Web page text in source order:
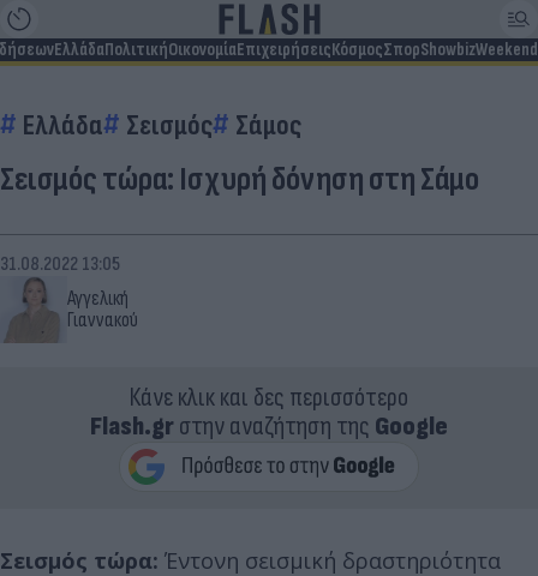
ΕλλάδαΠολιτικήΟικονομίαΕπιχειρήσειςΚόσμοςΣπορShowbizWeekend
Ελλάδα Σεισμός Σάμος
Σεισμός τώρα: Ισχυρή δόνηση στη Σάμο
Αγγελική
Γιαννακού
31.08.2022 13:05
Κάνε κλικ και δες περισσότερο
Flash.grστην αναζήτηση της Google
Σεισμός τώρα: Έντονη σεισμική δραστηριότητα